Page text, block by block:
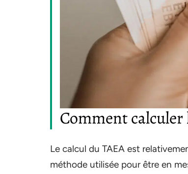
Comment calculer
Le calcul du TAEA est
méthode utilisée pour être en